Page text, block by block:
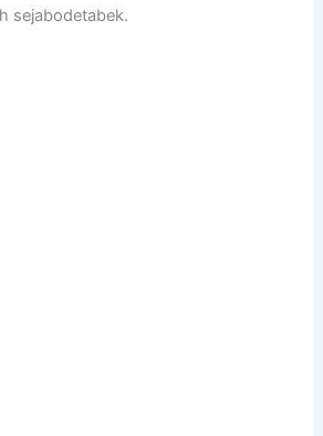
sejabodetabek.